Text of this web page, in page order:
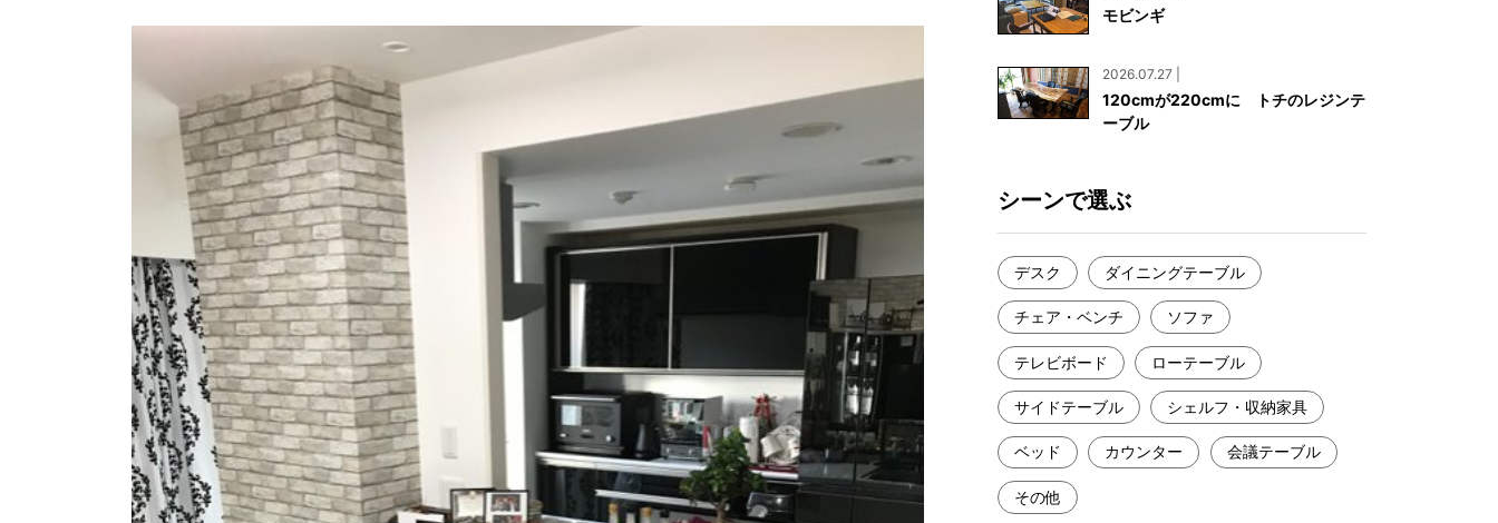
一枚板用のテーブル脚
コーディネート集
メンテナンス方法
大川ギャラリー【本店】
天神ギャラリー
WEBカタログ
NEWS
EVENT
メディア美術協力実績
一枚板買い取りに関して
モビンギ
2026.07.27 |
120cmが220cmに トチのレジンテ
ーブル
シーンで選ぶ
デスク ダイニングテーブル
チェア・ベンチ ソファ
テレビボード ローテーブル
サイドテーブル シェルフ・収納家具
ベッド カウンター 会議テーブル
その他